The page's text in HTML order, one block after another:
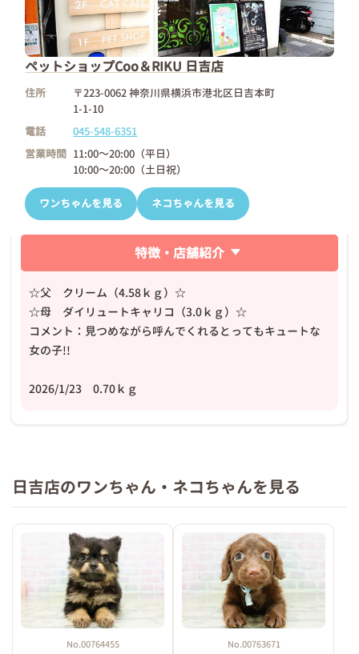
ペットショップCoo＆RIKU 日吉店
住所
〒223-0062 神奈川県横浜市港北区日吉本町
1-1-10
電話
045-548-6351
営業時間 11:00～20:00（平日）
10:00～20:00（土日祝）
ワンちゃんを見る ネコちゃんを見る
特徴・店舗紹介
☆父 クリーム（4.58ｋｇ）☆
☆母 ダイリュートキャリコ（3.0ｋｇ）☆
コメント：見つめながら呼んでくれるとってもキュートな
女の子!!
2026/1/23 0.70ｋｇ
日吉店のワンちゃん・ネコちゃんを見る
No.00764455 No.00763671